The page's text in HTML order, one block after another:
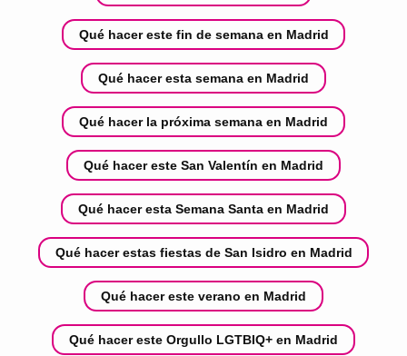
Qué hacer este fin de semana en Madrid
Qué hacer esta semana en Madrid
Qué hacer la próxima semana en Madrid
Qué hacer este San Valentín en Madrid
Qué hacer esta Semana Santa en Madrid
Qué hacer estas fiestas de San Isidro en Madrid
Qué hacer este verano en Madrid
Qué hacer este Orgullo LGTBIQ+ en Madrid